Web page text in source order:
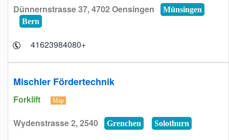
Dünnernstrasse 37, 4702 Oensingen
Münsingen
Bern
+41623984080
Mischler Fördertechnik
Forklift Map
Wydenstrasse 2, 2540 Grenchen Solothurn